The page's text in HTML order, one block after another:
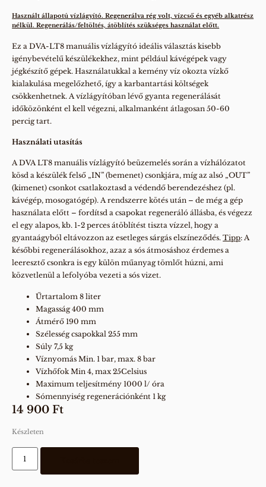
Használt állapotú vízlágyító. Regenerálva rég volt, vízcső és egyéb alkatrész
nélkül. Regenerálás/feltöltés, átöblítés szükséges használat előtt.
Ez a DVA-LT8 manuális vízlágyító ideális választás kisebb
igénybevételű készülékekhez, mint például kávégépek vagy
jégkészítő gépek. Használatukkal a kemény víz okozta vízkő
kialakulása megelőzhető, így a karbantartási költségek
csökkenhetnek. A vízlágyítóban lévő gyanta regenerálását
időközönként el kell végezni, alkalmanként átlagosan 50-60
percig tart.
Használati utasítás
A DVA LT8 manuális vízlágyító beüzemelés során a vízhálózatot
kösd a készülék felső „IN” (bemenet) csonkjára, míg az alsó „OUT”
(kimenet) csonkot csatlakoztasd a védendő berendezéshez (pl.
kávégép, mosogatógép). A rendszerre kötés után – de még a gép
használata előtt – fordítsd a csapokat regeneráló állásba, és végezz
el egy alapos, kb. 1-2 perces átöblítést tiszta vízzel, hogy a
gyantaágyból eltávozzon az esetleges sárgás elszíneződés.Tipp: A
későbbi regenerálásokhoz, azaz a sós átmosáshoz érdemes a
leeresztő csonkra is egy külön műanyag tömlőt húzni, ami
közvetlenül a lefolyóba vezeti a sós vizet.
Űrtartalom 8 liter
Magasság 400 mm
Átmérő 190 mm
Szélesség csapokkal 255 mm
Súly 7,5 kg
Víznyomás Min. 1 bar, max. 8 bar
Vízhőfok Min 4, max 25Celsius
Maximum teljesítmény 1000 l/ óra
Sómennyiség regenerációnként 1 kg
14 900Ft
Készleten